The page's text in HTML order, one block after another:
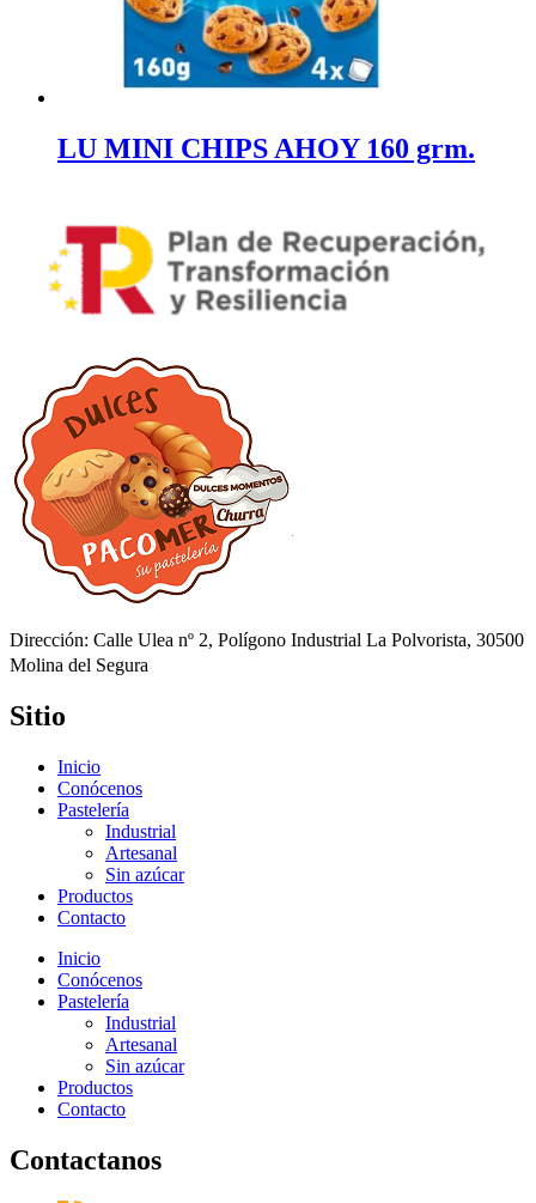
LU MINI CHIPS AHOY 160 grm.
Dirección: Calle Ulea nº 2, Polígono Industrial La Polvorista, 30500
Molina del Segura
Sitio
Inicio
Conócenos
Pastelería
Industrial
Artesanal
Sin azúcar
Productos
Contacto
Inicio
Conócenos
Pastelería
Industrial
Artesanal
Sin azúcar
Productos
Contacto
Contactanos